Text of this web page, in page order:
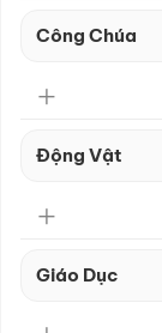
Công Chúa
Động Vật
Giáo Dục